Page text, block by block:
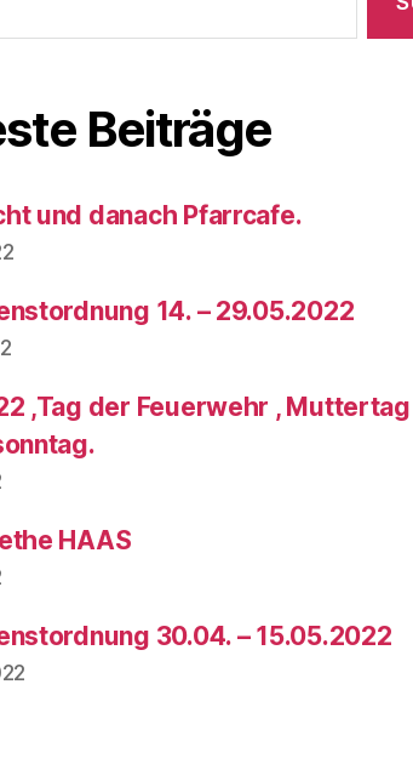
Beiträge
und danach Pfarrcafe.
14. – 29.05.2022
,Tag der Feuerwehr ,
HAAS
30.04. – 15.05.2022